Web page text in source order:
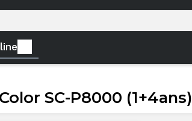
SC-P8000 (1+4ans)